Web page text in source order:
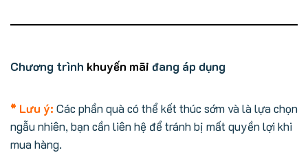
Chương trình khuyến mãi đang áp dụng
* Lưu ý: Các phần quà có thể kết thúc sớm và là lựa chọn
ngẫu nhiên, bạn cần liên hệ để tránh bị mất quyền lợi khi
mua hàng.